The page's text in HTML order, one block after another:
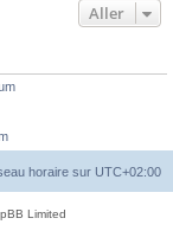
Aller
horaire sur UTC+02:00
Limited